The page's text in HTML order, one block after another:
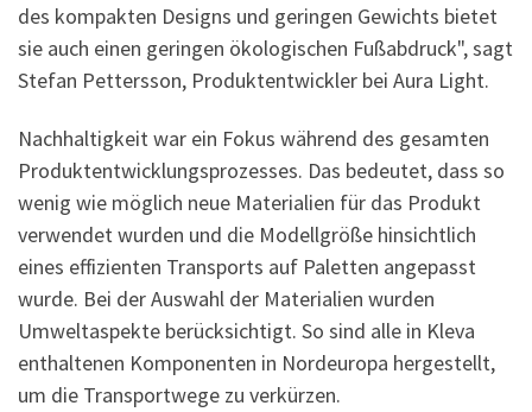
des kompakten Designs und geringen Gewichts bietet
sie auch einen geringen ökologischen Fußabdruck", sagt
Stefan Pettersson, Produktentwickler bei Aura Light.
Nachhaltigkeit war ein Fokus während des gesamten
Produktentwicklungsprozesses. Das bedeutet, dass so
wenig wie möglich neue Materialien für das Produkt
verwendet wurden und die Modellgröße hinsichtlich
eines effizienten Transports auf Paletten angepasst
wurde. Bei der Auswahl der Materialien wurden
Umweltaspekte berücksichtigt. So sind alle in Kleva
enthaltenen Komponenten in Nordeuropa hergestellt,
um die Transportwege zu verkürzen.